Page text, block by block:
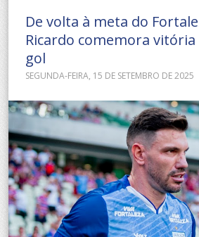
De volta à meta do
Ricardo comemora
gol
SEGUNDA-FEIRA, 15 DE SETEMBRO DE 2025